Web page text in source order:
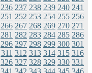
236 237 238 239 240 241
251 252 253 254 255 256
266 267 268 269 270 271
281 282 283 284 285 286
296 297 298 299 300 301
311 312 313 314 315 316
326 327 328 329 330 331
341 342 343 344 345 346